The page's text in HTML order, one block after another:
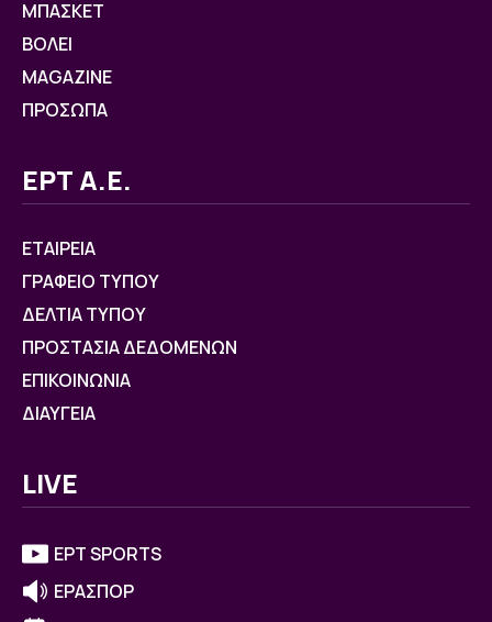
ΜΠΑΣΚΕΤ
ΒOΛΕΙ
MAGAZINE
ΠΡΟΣΩΠΑ
ΕΡΤ Α.Ε.
ΕΤΑΙΡΕΙΑ
ΓΡΑΦΕΙΟ ΤΥΠΟΥ
ΔΕΛΤΙΑ ΤΥΠΟΥ
ΠΡΟΣΤΑΣΙΑ ΔΕΔΟΜΕΝΩΝ
ΕΠΙΚΟΙΝΩΝΙΑ
ΔΙΑΥΓΕΙΑ
LIVE
ΕΡΤ SPORTS
ΕΡΑΣΠΟΡ